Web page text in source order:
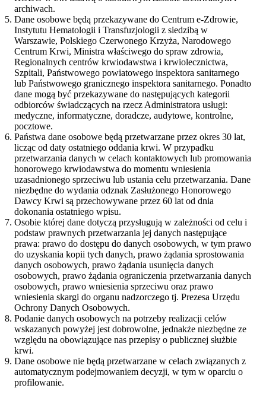
archiwach.
Dane osobowe będą przekazywane do Centrum e-Zdrowie,
Instytutu Hematologii i Transfuzjologii z siedzibą w
Warszawie, Polskiego Czerwonego Krzyża, Narodowego
Centrum Krwi, Ministra właściwego do spraw zdrowia,
Regionalnych centrów krwiodawstwa i krwiolecznictwa,
Szpitali, Państwowego powiatowego inspektora sanitarnego
lub Państwowego granicznego inspektora sanitarnego. Ponadto
dane mogą być przekazywane do następujących kategorii
odbiorców świadczących na rzecz Administratora usługi:
medyczne, informatyczne, doradcze, audytowe, kontrolne,
pocztowe.
Państwa dane osobowe będą przetwarzane przez okres 30 lat,
licząc od daty ostatniego oddania krwi. W przypadku
przetwarzania danych w celach kontaktowych lub promowania
honorowego krwiodawstwa do momentu wniesienia
uzasadnionego sprzeciwu lub ustania celu przetwarzania. Dane
niezbędne do wydania odznak Zasłużonego Honorowego
Dawcy Krwi są przechowywane przez 60 lat od dnia
dokonania ostatniego wpisu.
Osobie której dane dotyczą przysługują w zależności od celu i
podstaw prawnych przetwarzania jej danych następujące
prawa: prawo do dostępu do danych osobowych, w tym prawo
do uzyskania kopii tych danych, prawo żądania sprostowania
danych osobowych, prawo żądania usunięcia danych
osobowych, prawo żądania ograniczenia przetwarzania danych
osobowych, prawo wniesienia sprzeciwu oraz prawo
wniesienia skargi do organu nadzorczego tj. Prezesa Urzędu
Ochrony Danych Osobowych.
Podanie danych osobowych na potrzeby realizacji celów
wskazanych powyżej jest dobrowolne, jednakże niezbędne ze
względu na obowiązujące nas przepisy o publicznej służbie
krwi.
Dane osobowe nie będą przetwarzane w celach związanych z
automatycznym podejmowaniem decyzji, w tym w oparciu o
profilowanie.